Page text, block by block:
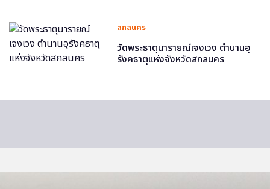
สกลนคร
วัดพระธาตุนารายณ์เจงเวง ตำนานอุ
รังคธาตุแห่งจังหวัดสกลนคร